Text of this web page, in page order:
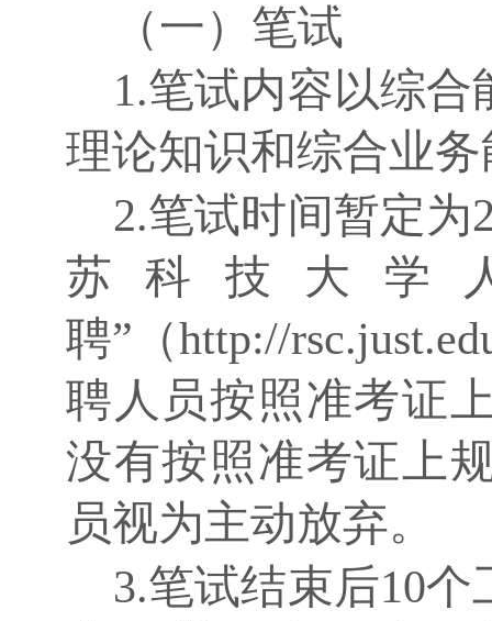
（一）笔试
1.笔试内容以综
理论知识和综合业
2.笔试时间暂定为
苏科技大学
聘”（http://
聘人员按照准考证
没有按照准考证上
员视为主动放弃。
3.笔试结束后10